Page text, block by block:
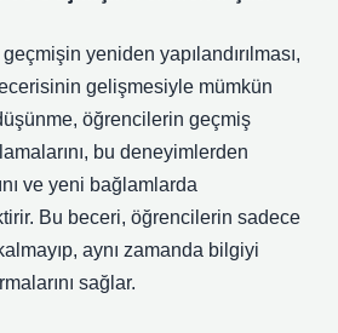
yeniden yapılandırılması,
gelişmesiyle mümkün
öğrencilerin geçmiş
bu deneyimlerden
ve yeni bağlamlarda
Bu beceri, öğrencilerin sadece
aynı zamanda bilgiyi
sağlar.